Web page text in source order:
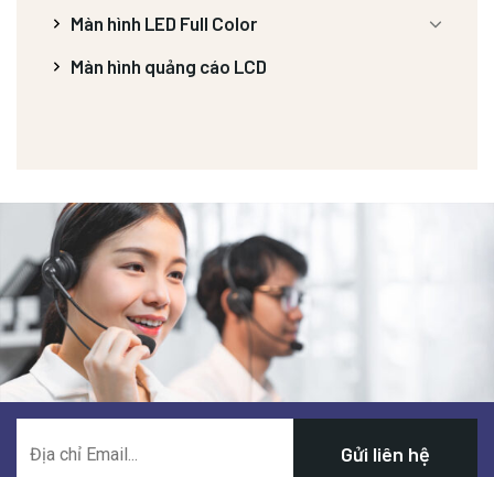
Màn hình LED Full Color
Màn hình quảng cáo LCD